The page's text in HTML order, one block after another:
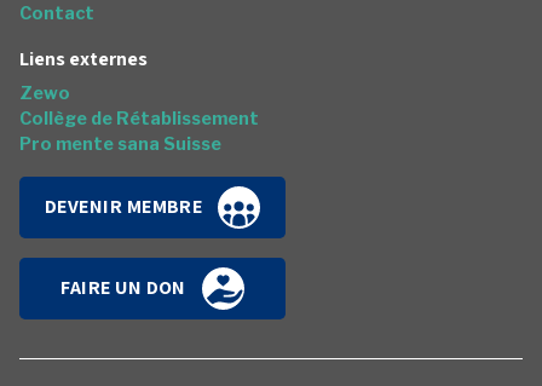
Contact
Liens externes
Zewo
Collège de Rétablissement
Pro mente sana Suisse
DEVENIR MEMBRE
FAIRE UN DON